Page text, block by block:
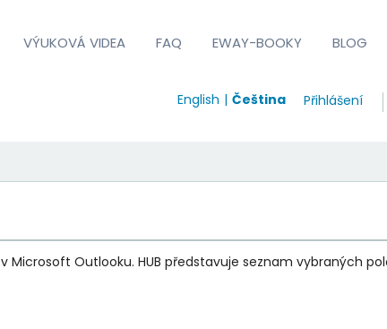
VÝUKOVÁ VIDEA FAQ EWAY-BOOKY BLOG
English Čeština Přihlášení
v Microsoft Outlooku. HUB představuje seznam vybraných